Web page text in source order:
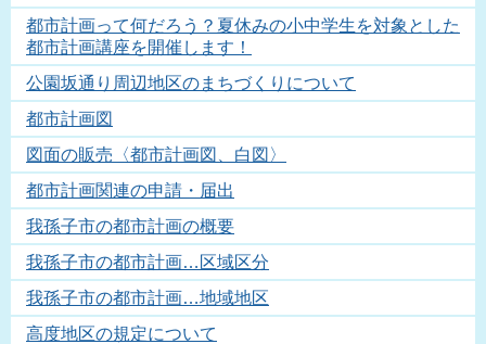
都市計画って何だろう？夏休みの小中学生を対象とした
都市計画講座を開催します！
公園坂通り周辺地区のまちづくりについて
都市計画図
図面の販売〈都市計画図、白図〉
都市計画関連の申請・届出
我孫子市の都市計画の概要
我孫子市の都市計画…区域区分
我孫子市の都市計画…地域地区
高度地区の規定について